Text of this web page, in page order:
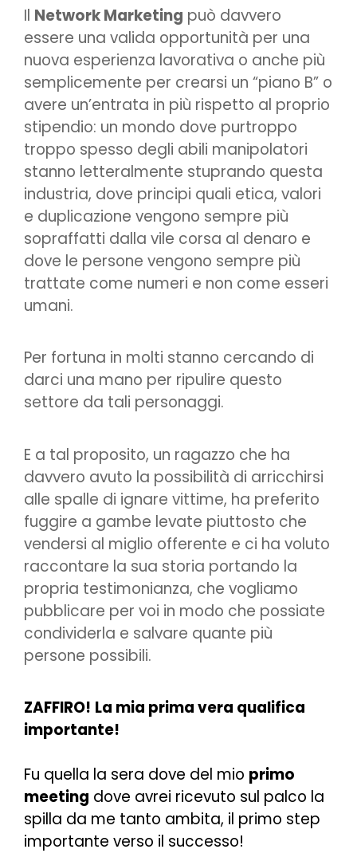
Il Network Marketing può davvero
essere una valida opportunità per una
nuova esperienza lavorativa o anche più
semplicemente per crearsi un “piano B” o
avere un’entrata in più rispetto al proprio
stipendio: un mondo dove purtroppo
troppo spesso degli abili manipolatori
stanno letteralmente stuprando questa
industria, dove principi quali etica, valori
e duplicazione vengono sempre più
sopraffatti dalla vile corsa al denaro e
dove le persone vengono sempre più
trattate come numeri e non come esseri
umani.
Per fortuna in molti stanno cercando di
darci una mano per ripulire questo
settore da tali personaggi.
E a tal proposito, un ragazzo che ha
davvero avuto la possibilità di arricchirsi
alle spalle di ignare vittime, ha preferito
fuggire a gambe levate piuttosto che
vendersi al miglio offerente e ci ha voluto
raccontare la sua storia portando la
propria testimonianza, che vogliamo
pubblicare per voi in modo che possiate
condividerla e salvare quante più
persone possibili.
ZAFFIRO! La mia prima vera qualifica
importante!
Fu quella la sera dove del mio primo
meeting dove avrei ricevuto sul palco la
spilla da me tanto ambita, il primo step
importante verso il successo!